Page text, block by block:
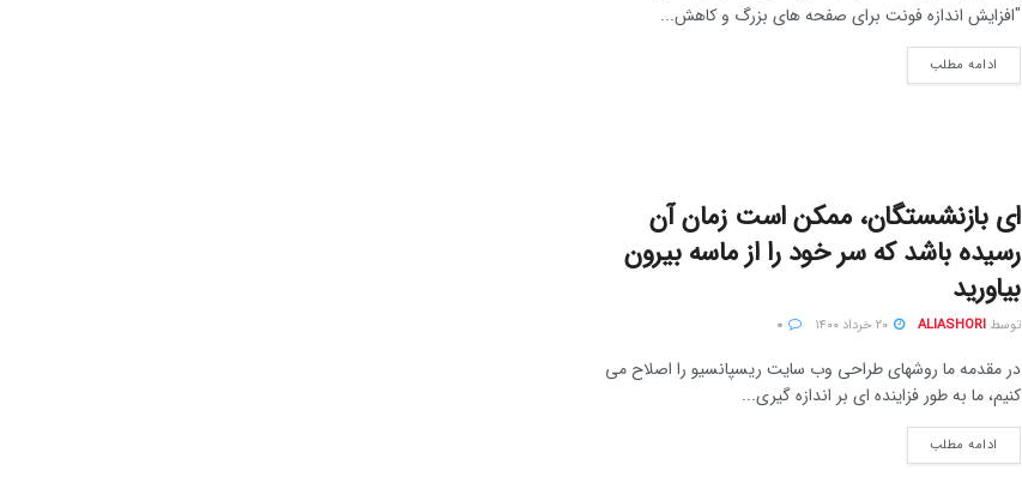
"افزایش اندازه فونت برای صفحه های بزرگ و کاهش...
ادامه مطلب
ای بازنشستگان، ممکن است زمان آن
رسیده باشد که سر خود را از ماسه بیرون
بیاورید
توسط ALIASHORI
در مقدمه ما روشهای طراحی وب سایت ریسپانسیو را اصلاح می
کنیم، ما به طور فزاینده ای بر اندازه گیری...
ادامه مطلب